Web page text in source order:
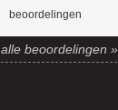
beoordelingen
beoordelingen »